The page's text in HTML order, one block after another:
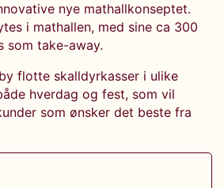
nye mathallkonseptet.
i mathallen, med sine ca 300
som take-away.
flotte skalldyrkasser i ulike
hverdag og fest, som vil
som ønsker det beste fra